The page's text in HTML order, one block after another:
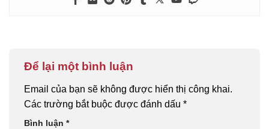
Để lại một bình luận
Email của bạn sẽ không được hiển thị công khai.
Các trường bắt buộc được đánh dấu *
Bình luận *